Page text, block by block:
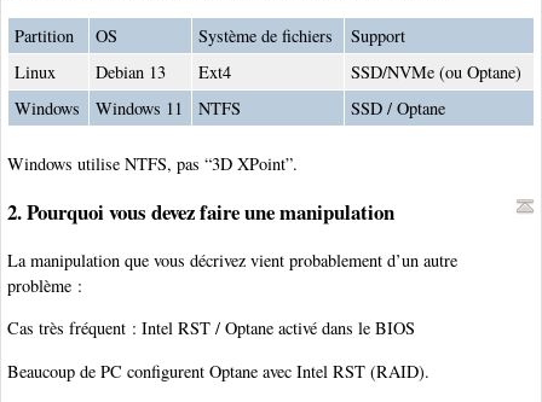
Partition OS Système de fichiers
Support
Linux
Debian 13 Ext4
SSD/NVMe (ou Optane)
Windows
Windows 11 NTFS SSD / Optane
Windows utilise NTFS, pas “3D XPoint”.
2. Pourquoi vous devez faire une manipulation
La manipulation que vous décrivez vient probablement d’un autre
problème :
Cas très fréquent : Intel RST / Optane activé dans le BIOS
Beaucoup de PC configurent Optane avec Intel RST (RAID).